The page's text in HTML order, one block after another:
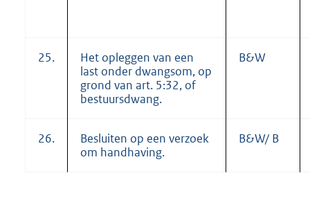
25.
Het opleggen van een
last onder dwangsom, op
grond van art. 5:32, of
bestuursdwang.
B&W
26.
Besluiten op een verzoek
om handhaving.
B&W/ B